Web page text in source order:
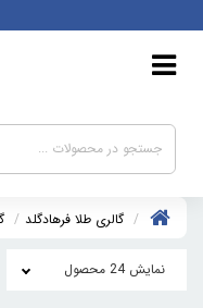
گالری طلا فرهادگلد
نمایش 24 محصول